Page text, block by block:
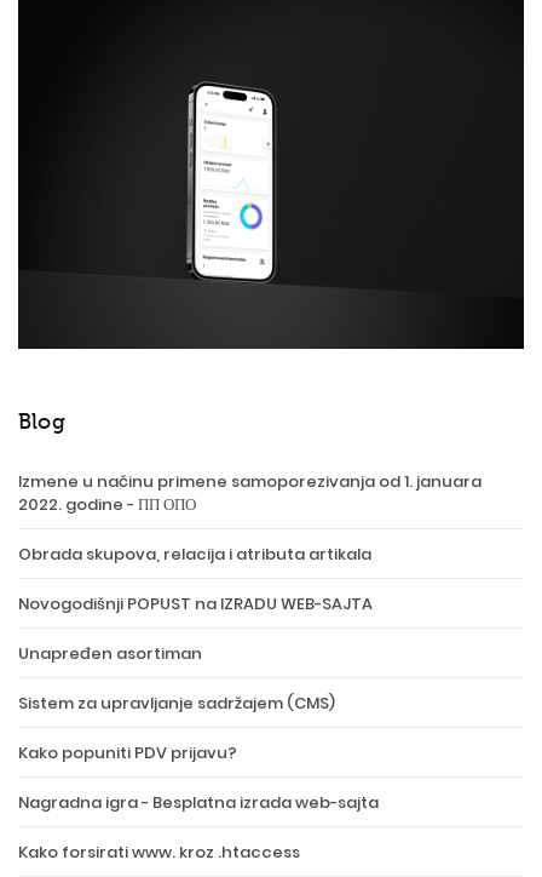
Blog
Izmene u načinu primene samoporezivanja od 1. januara
2022. godine - ПП ОПО
Obrada skupova, relacija i atributa artikala
Novogodišnji POPUST na IZRADU WEB-SAJTA
Unapređen asortiman
Sistem za upravljanje sadržajem (CMS)
Kako popuniti PDV prijavu?
Nagradna igra - Besplatna izrada web-sajta
Kako forsirati www. kroz .htaccess